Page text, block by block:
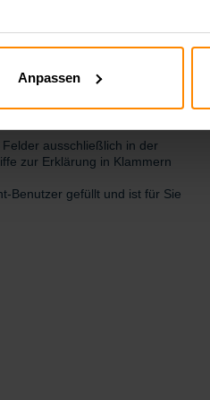
Anpassen
rechts befinden sich noch
ausschließlich in der
zur Erklärung in Klammern
Benutzer gefüllt und ist für Sie